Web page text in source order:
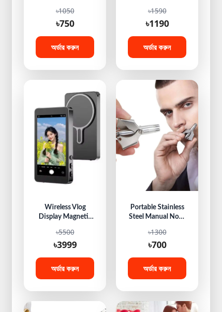
Waterproof HiFi
Stereo Noise
with Mics
Bluetooth Gaming
৳1050
৳750
অর্ডার করুন
Locator,Long
Standby,Portable
Real-Time
Positioning
for Car, Truck,
Bicycle, Motorbike,
Scooter
৳1590
৳1190
অর্ডার করুন
Wireless Vlog
Display Magnetic
৳5500
৳3999
অর্ডার করুন
Portable Stainless
Steel Manual Nose
Trimmer for Men &
Women ( 2 Pcs)
৳1300
৳700
অর্ডার করুন